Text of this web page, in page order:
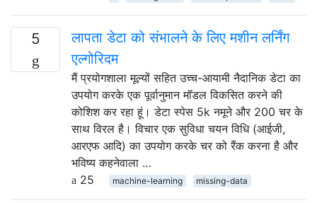
5
लापता डेटा को संभालने के लिए मशीन लर्निंग
एल्गोरिदम
मैं प्रयोगशाला मूल्यों सहित उच्च-आयामी नैदानिक ​​डेटा का
उपयोग करके एक पूर्वानुमान मॉडल विकसित करने की
कोशिश कर रहा हूं। डेटा स्पेस 5k नमूने और 200 चर के
साथ विरल है। विचार एक सुविधा चयन विधि (आईजी,
आरएफ आदि) का उपयोग करके चर को रैंक करना है और
भविष्य कहनेवाला …
25
machine-learning missing-data